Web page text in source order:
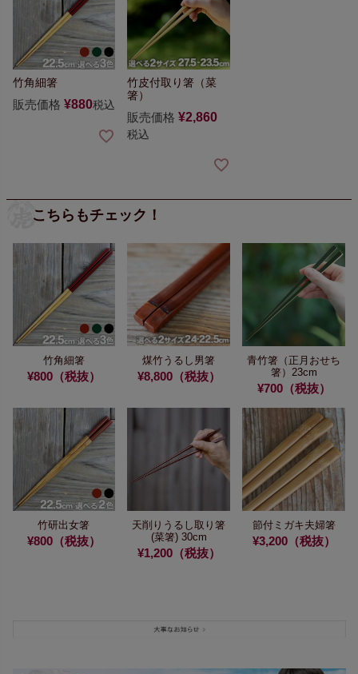
竹角細箸
販売価格 ¥880税込
竹皮付取り箸（菜
箸）
販売価格 ¥2,860
税込
こちらもチェック！
竹角細箸
¥800（税抜）
煤竹うるし男箸
¥8,800（税抜）
青竹箸（正月おせち
箸）23cm
¥700（税抜）
竹研出女箸
¥800（税抜）
天削りうるし取り箸
(菜箸) 30cm
¥1,200（税抜）
節付ミガキ夫婦箸
¥3,200（税抜）